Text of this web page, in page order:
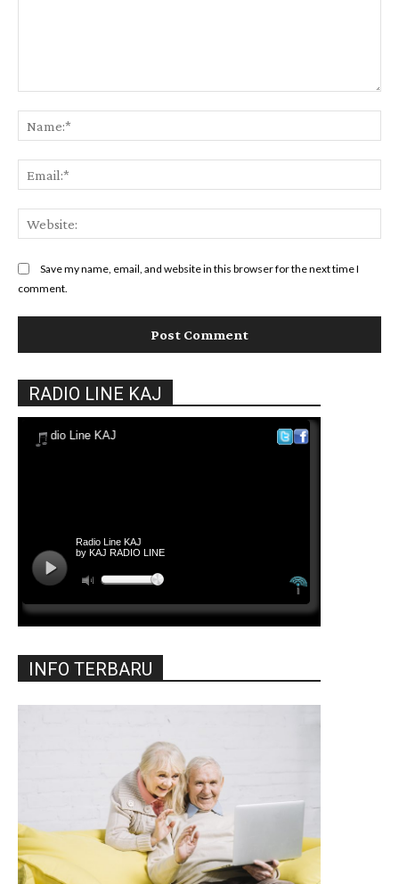
Save my name, email, and website in this browser for the next time I
comment.
RADIO LINE KAJ
INFO TERBARU